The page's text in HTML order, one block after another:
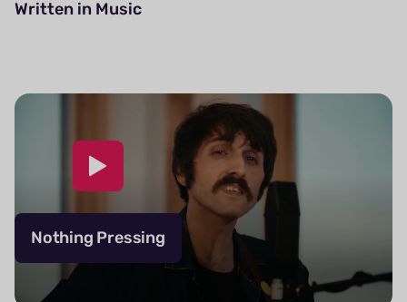
Written in Music
Nothing Pressing